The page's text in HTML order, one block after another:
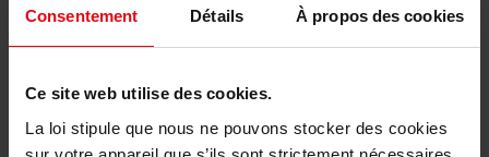
Consentement Détails À propos des cookies
Ce site web utilise des cookies.
La loi stipule que nous ne pouvons stocker des cookies
Livraison gratuite à partir de 50€
Retour gratuit dans votre magasin